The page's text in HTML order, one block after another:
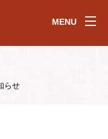
MENU
らせ